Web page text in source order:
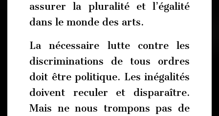
assurer la pluralité et l’égalité
dans le monde des arts.
La nécessaire lutte contre les
discriminations de tous ordres
doit être politique. Les inégalités
doivent reculer et disparaître.
Mais ne nous trompons pas de